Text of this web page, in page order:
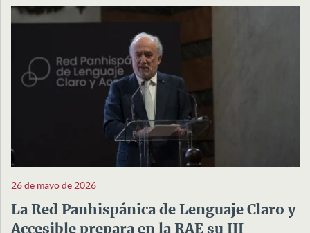
26 de mayo de 2026
La Red Panhispánica de Lenguaje Claro y
Accesible prepara en la RAE su III